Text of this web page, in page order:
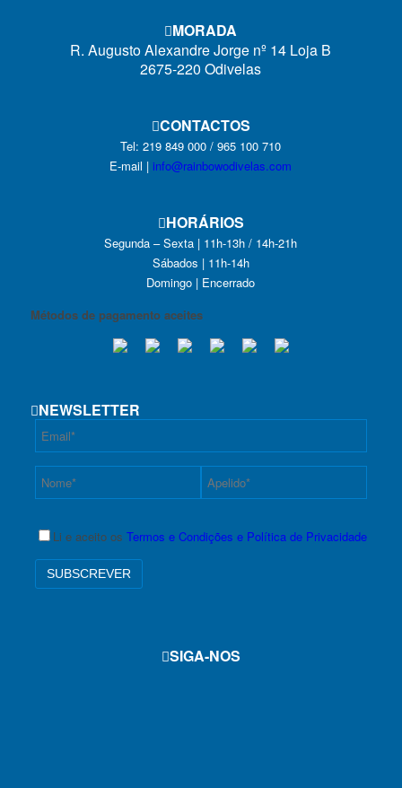
MORADA
R. Augusto Alexandre Jorge nº 14 Loja B
2675-220 Odivelas
CONTACTOS
Tel: 219 849 000 / 965 100 710
E-mail | info@rainbowodivelas.com
HORÁRIOS
Segunda – Sexta | 11h-13h / 14h-21h
Sábados | 11h-14h
Domingo | Encerrado
Métodos de pagamento aceites
NEWSLETTER
Li e aceito os Termos e Condições e Política de Privacidade
SIGA-NOS